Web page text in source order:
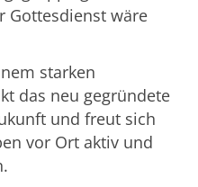
Gottesdienst wäre
starken
das neu gegründete
und freut sich
vor Ort aktiv und